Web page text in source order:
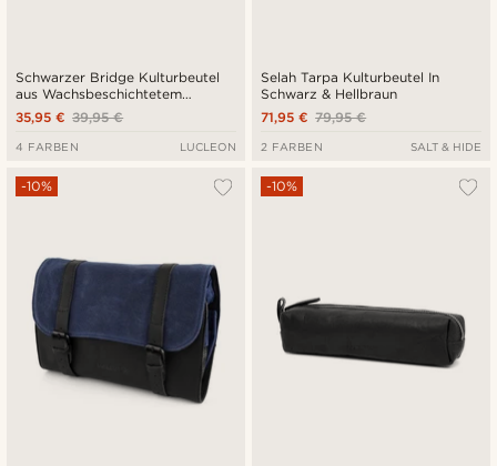
Schwarzer Bridge Kulturbeutel
aus Wachsbeschichtetem
Leinenstoff39,95 €
35,95 €
4 FARBEN LUCLEON
Selah Tarpa Kulturbeutel In
Schwarz & Hellbraun
79,95 €
71,95 €
2 FARBEN SALT & HIDE
-10% -10%